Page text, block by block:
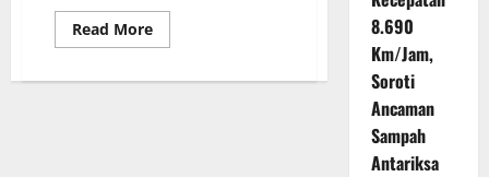
Read MoreRead
more
Kuota
8.690
Km/Jam,
Soroti
Ancaman
Sampah
Antariksa